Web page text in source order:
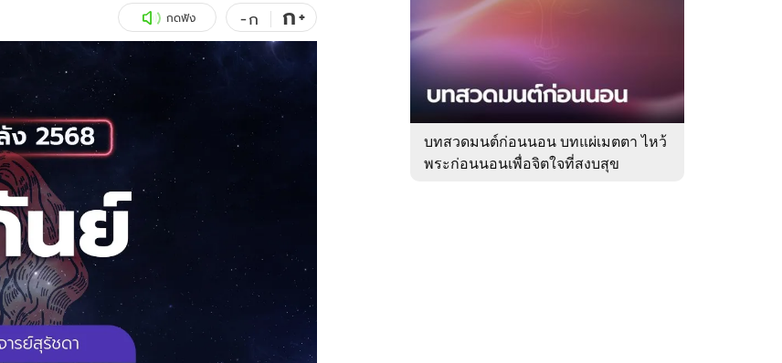
สุขภาพ
เที่ยว-กิน
Tasteful Thailand
Sanook Choice
ดูทีวี
WeTV
กดฟัง -ก ก+
ของ
Sanook
ดูด
บทสวดมนต์ก่อนนอน บทแผ่เมตตา ไหว้
พระก่อนนอนเพื่อจิตใจที่สงบสุข